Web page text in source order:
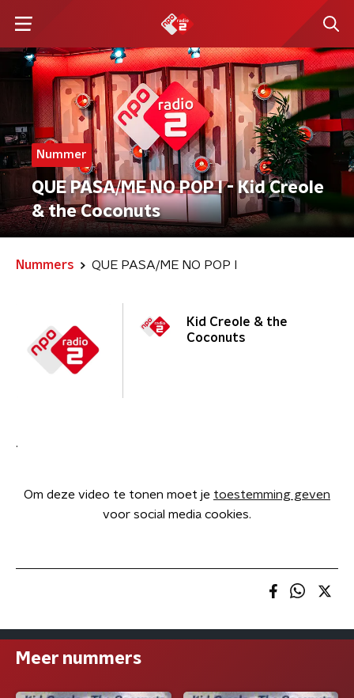
Nummer
QUE PASA/ME NO POP I - Kid Creole
& the Coconuts
Nummers QUE PASA/ME NO POP I
Kid Creole & the
Coconuts
.
Om deze video te tonen moet je toestemming geven
voor social media cookies.
Meer nummers